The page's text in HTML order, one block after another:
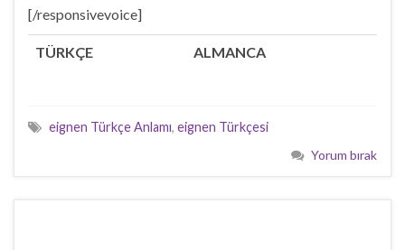
[/responsivevoice]
TÜRKÇE ALMANCA
eignen Türkçe Anlamı, eignen Türkçesi
Yorum bırak